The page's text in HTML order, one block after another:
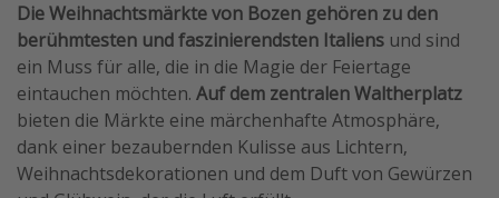
Die Weihnachtsmärkte von Bozen gehören zu den
berühmtesten und faszinierendsten Italiens und sind
ein Muss für alle, die in die Magie der Feiertage
eintauchen möchten. Auf dem zentralen Waltherplatz
bieten die Märkte eine märchenhafte Atmosphäre,
dank einer bezaubernden Kulisse aus Lichtern,
Weihnachtsdekorationen und dem Duft von Gewürzen